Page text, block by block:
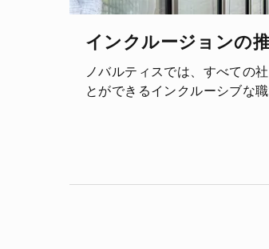
インクルージョンの
ノバルティスでは、すべての
とができるインクルーシブな